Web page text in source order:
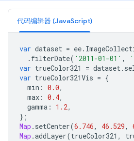
代码编辑器 (JavaScript)
var dataset = ee.
. filterDate( '2011-01-01' ,
var trueColor321 = dataset.
var trueColor321Vis = {
min : 0.0,
max : 0.4,
gamma : 1.2,
};
Map . setCenter(6.746, 46.529,
Map .addLayer(trueColor321 ,